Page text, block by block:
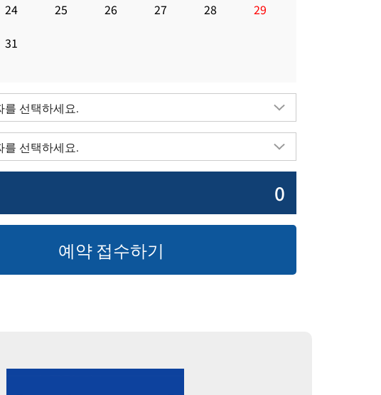
24 25 26 27 28
29
31
0
예약 접수하기